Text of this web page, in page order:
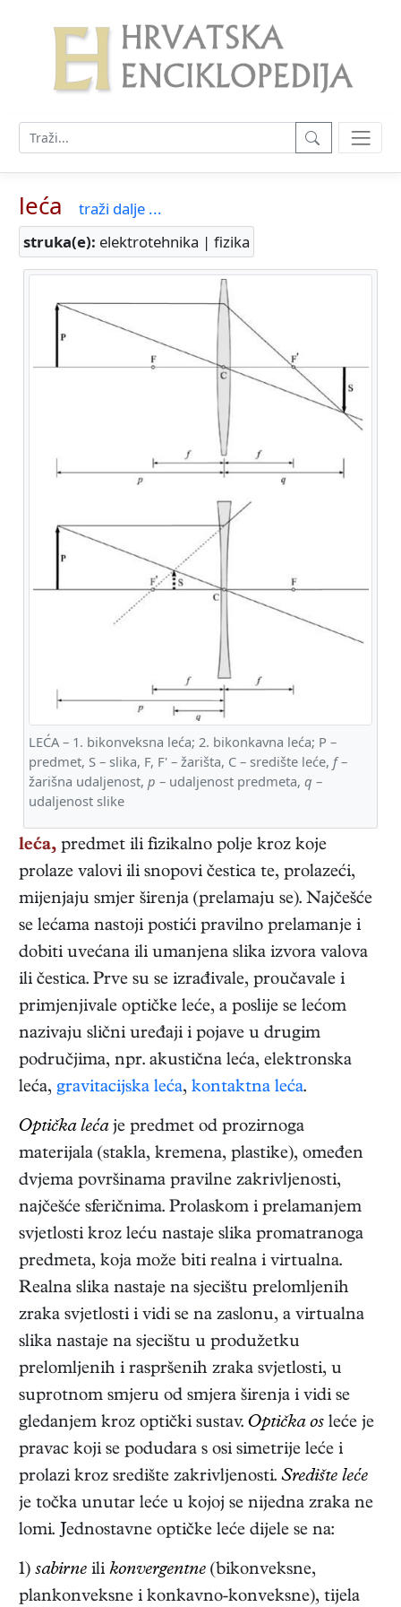
leća
traži dalje ...
struka(e): elektrotehnika | fizika
LEĆA – 1. bikonveksna leća; 2. bikonkavna leća; P –
predmet, S – slika, F, F' – žarišta, C – središte leće, f–
žarišna udaljenost, p – udaljenost predmeta, q –
udaljenost slike
leća, predmet ili fizikalno polje kroz koje
prolaze valovi ili snopovi čestica te, prolazeći,
mijenjaju smjer širenja (prelamaju se). Najčešće
se lećama nastoji postići pravilno prelamanje i
dobiti uvećana ili umanjena slika izvora valova
ili čestica. Prve su se izrađivale, proučavale i
primjenjivale optičke leće, a poslije se lećom
nazivaju slični uređaji i pojave u drugim
područjima, npr. akustična leća, elektronska
leća, gravitacijska leća, kontaktna leća.
Optička lećaje predmet od prozirnoga
materijala (stakla, kremena, plastike), omeđen
dvjema površinama pravilne zakrivljenosti,
najčešće sferičnima. Prolaskom i prelamanjem
svjetlosti kroz leću nastaje slika promatranoga
predmeta, koja može biti realna i virtualna.
Realna slika nastaje na sjecištu prelomljenih
zraka svjetlosti i vidi se na zaslonu, a virtualna
slika nastaje na sjecištu u produžetku
prelomljenih i raspršenih zraka svjetlosti, u
suprotnom smjeru od smjera širenja i vidi se
gledanjem kroz optički sustav. Optička os leće je
pravac koji se podudara s osi simetrije leće i
prolazi kroz središte zakrivljenosti. Središte leće
je točka unutar leće u kojoj se nijedna zraka ne
lomi. Jednostavne optičke leće dijele se na:
1) sabirne ili konvergentne (bikonveksne,
plankonveksne i konkavno-konveksne), tijela